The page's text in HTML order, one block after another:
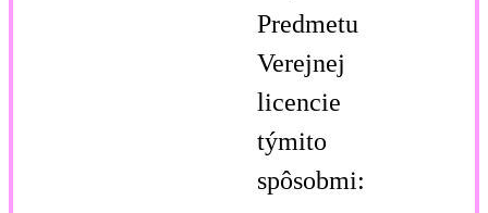
Predmetu
Verejnej
licencie
týmito
spôsobmi: